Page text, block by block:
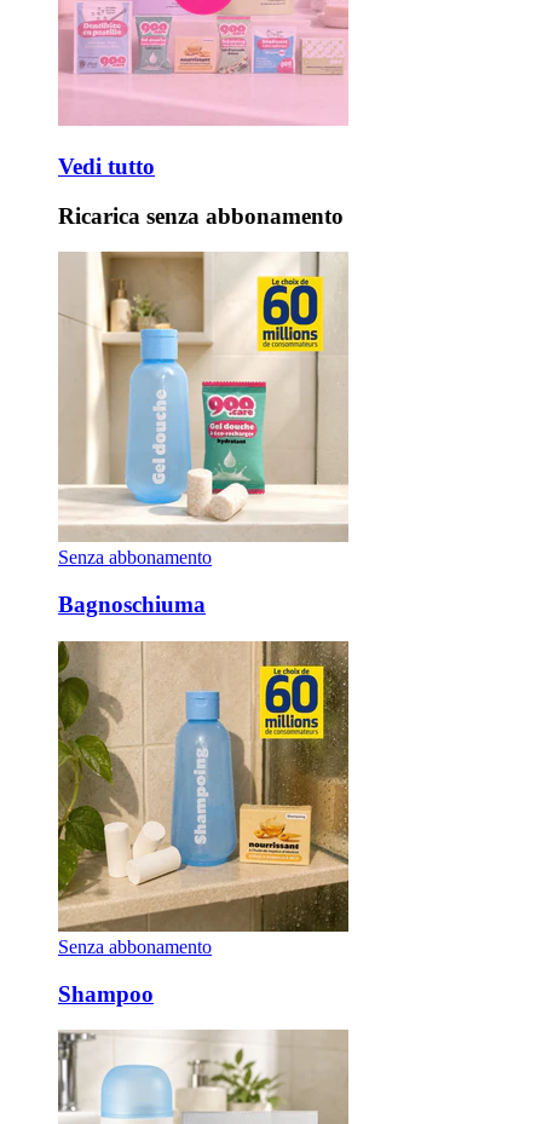
Vedi tutto
Ricarica senza abbonamento
Senza abbonamento
Bagnoschiuma
Senza abbonamento
Shampoo